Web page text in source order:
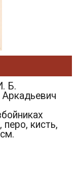
Б.
кисть,